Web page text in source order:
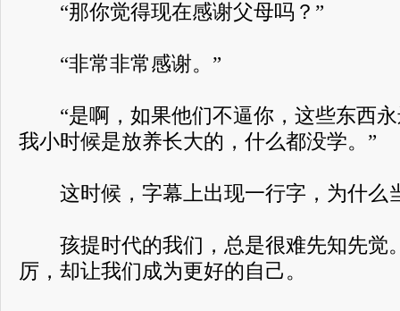
“那你觉得现在感谢父母吗？”
“非常非常感谢。”
“是啊，如果他们不逼你，这些东西永
我小时候是放养长大的，什么都没学。”
这时候，字幕上出现一行字，为什么
孩提时代的我们，总是很难先知先觉
厉，却让我们成为更好的自己。